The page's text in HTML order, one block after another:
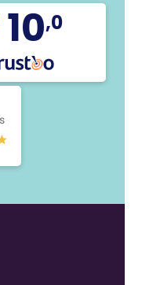
10,0